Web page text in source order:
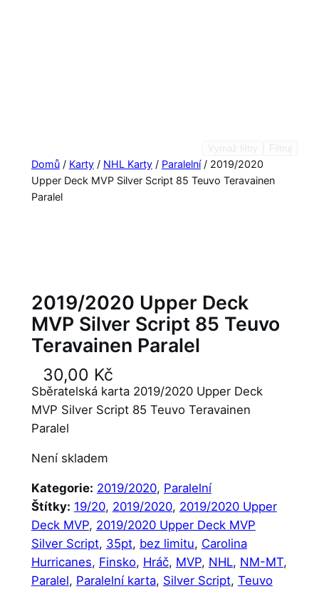
Domů/ Karty/ NHL Karty/ Paralelní/ 2019/2020
Upper Deck MVP Silver Script 85 Teuvo Teravainen
Paralel
2019/2020 Upper Deck
MVP Silver Script 85 Teuvo
Teravainen Paralel
30,00 Kč
Sběratelská karta 2019/2020 Upper Deck
MVP Silver Script 85 Teuvo Teravainen
Paralel
Není skladem
Kategorie: 2019/2020, Paralelní
Štítky: 19/20, 2019/2020, 2019/2020 Upper
Deck MVP, 2019/2020 Upper Deck MVP
Silver Script, 35pt, bez limitu, Carolina
Hurricanes, Finsko, Hráč, MVP, NHL, NM-MT
Paralel, Paralelní karta, Silver Script, Teuvo